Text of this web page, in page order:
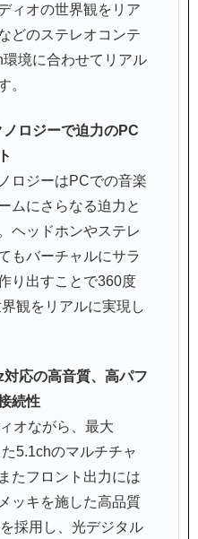
ィオの世界観をリア
どのステレオコンテ
境に合わせてリアル
。
ロジーで迫力のPC
ロジーはPCでの音楽
ムにさらなる迫力と
ヘッドホンやステレ
もバーチャルにサラ
り出すことで360度
観をリアルに実現し
応の高音質、高パフ
続性
オながら、最大
5.1chのマルチチャ
たフロント出力には
ッキを施した高品質
採用し、光デジタル